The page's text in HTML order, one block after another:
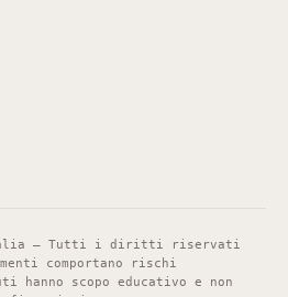
— Tutti i diritti riservati
comportano rischi
scopo educativo e non